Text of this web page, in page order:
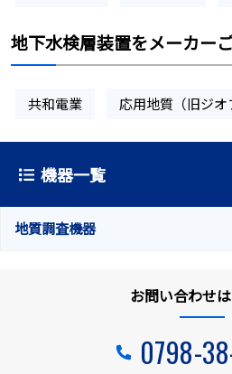
地下水検層装置をメーカー
共和電業 応用地質（旧ジオ
機器一覧
地質調査機器
お問い合わせ
0798-